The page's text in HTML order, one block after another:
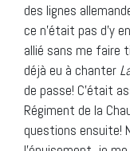
des lignes
ce n’était pas d’y
allié sans me faire
déjà eu à chanter
de passe! C’était
Régiment de la
questions ensuite!